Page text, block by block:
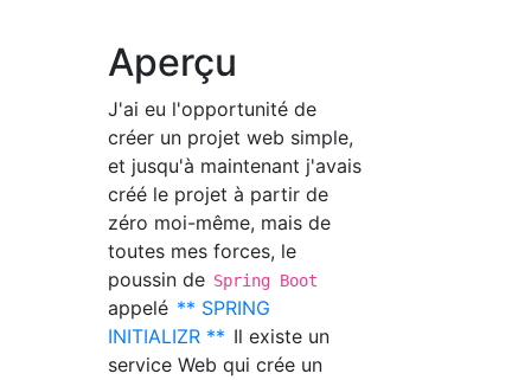
Aperçu
J'ai eu l'opportunité de
créer un projet web simple,
et jusqu'à maintenant j'avais
créé le projet à partir de
zéro moi-même, mais de
toutes mes forces, le
poussin de Spring Boot
appelé ** SPRING
INITIALIZR ** Il existe un
service Web qui crée un